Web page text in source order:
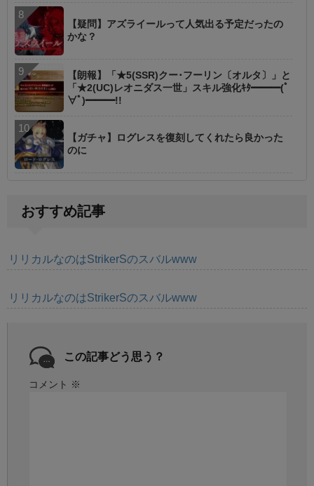
【疑問】アズライールって人気出る予定だったの
かな？
【朗報】「★5(SSR)クー･フーリン〔オルタ〕」と
「★2(UC)レオニダス一世」スキル強化ｷﾀ━━━(ﾟ
∀ﾟ)━━━!!
【ガチャ】ログレスを復刻してくれたら良かった
のに
おすすめ記事
リリカルなのはStrikerSのスバルwww
リリカルなのはStrikerSのスバルwww
この記事どう思う？
コメント ※